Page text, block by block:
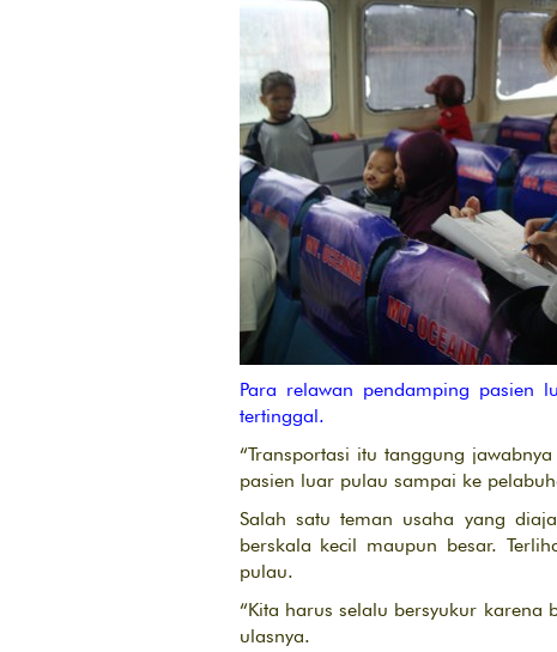
Para relawan pendamping pasien
tertinggal.
“Transportasi itu tanggung
pasien luar pulau sampai ke
Salah satu teman usaha yang
berskala kecil maupun besar.
pulau.
“Kita harus selalu bersyukur
ulasnya.